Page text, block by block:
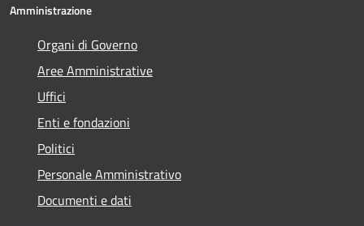
Amministrazione
Organi di Governo
Aree Amministrative
Uffici
Enti e fondazioni
Politici
Personale Amministrativo
Documenti e dati